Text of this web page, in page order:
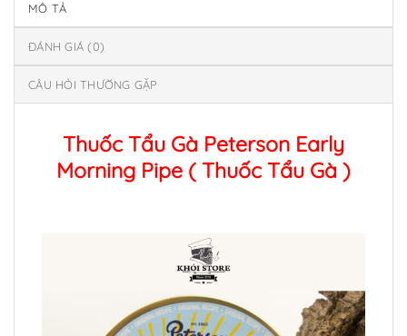
MÔ TẢ
ĐÁNH GIÁ (0)
CÂU HỎI THƯỜNG GẶP
Thuốc Tẩu Gà Peterson Early
Morning Pipe ( Thuốc Tẩu Gà )